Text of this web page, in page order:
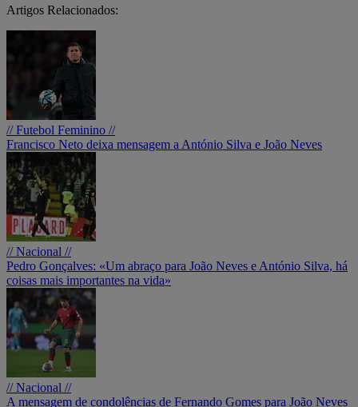
Artigos Relacionados:
// Futebol Feminino //
Francisco Neto deixa mensagem a António Silva e João Neves
// Nacional //
Pedro Gonçalves: «Um abraço para João Neves e António Silva, há
coisas mais importantes na vida»
// Nacional //
A mensagem de condolências de Fernando Gomes para João Neves